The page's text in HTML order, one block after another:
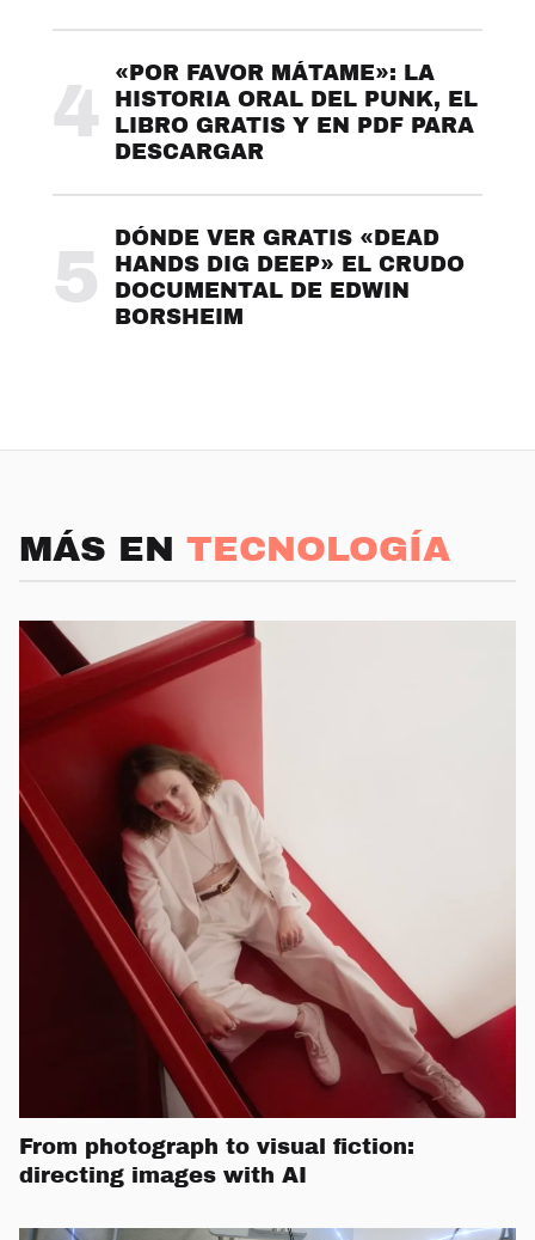
4
«POR FAVOR MÁTAME»: LA
HISTORIA ORAL DEL PUNK, EL
LIBRO GRATIS Y EN PDF PARA
DESCARGAR
5
DÓNDE VER GRATIS «DEAD
HANDS DIG DEEP» EL CRUDO
DOCUMENTAL DE EDWIN
BORSHEIM
MÁS EN TECNOLOGÍA
From photograph to visual fiction:
directing images with AI